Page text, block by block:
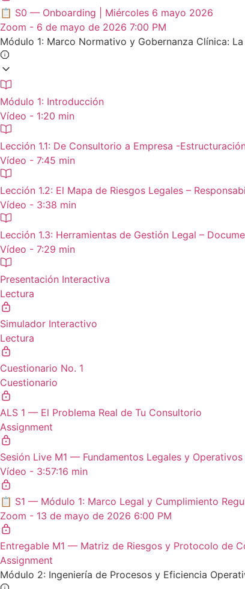
📋 S0 — Onboarding | Miércoles 6 mayo 2026
Zoom - 6 de mayo de 2026 7:00 PM
Módulo 1: Marco Normativo y Gobernanza Clínica:
Módulo 1: Introducción
Vídeo - 1:20 min
Lección 1.1: De Consultorio a Empresa -
Vídeo - 7:45 min
Lección 1.2: El Mapa de Riesgos Legales –
Vídeo - 3:38 min
Lección 1.3: Herramientas de Gestión Legal –
Vídeo - 7:29 min
Presentación Interactiva
Lectura
Simulador Interactivo
Lectura
Cuestionario No. 1
Cuestionario
ALS 1 — El Problema Real de Tu Consultorio
Assignment
Sesión Live M1 — Fundamentos Legales y
Vídeo - 3:57:16 min
📋 S1 — Módulo 1: Marco Legal y Cumplimiento
Zoom - 13 de mayo de 2026 6:00 PM
Entregable M1 — Matriz de Riesgos y Protocolo de
Assignment
Módulo 2: Ingeniería de Procesos y Eficiencia